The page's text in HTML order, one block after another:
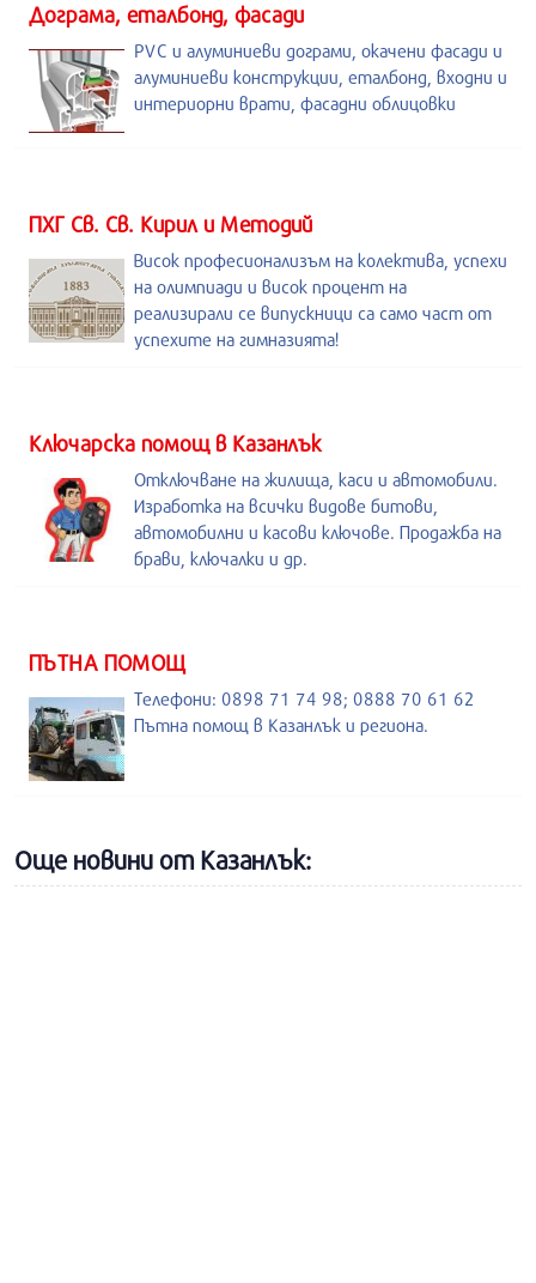
Дограма, еталбонд, фасади
PVC и алуминиеви дограми, окачени фасади и
алуминиеви конструкции, еталбонд, входни и
интериорни врати, фасадни облицовки
ПХГ Св. Св. Кирил и Методий
Висок професионализъм на колектива, успехи
на олимпиади и висок процент на
реализирали се випускници са само част от
успехите на гимназията!
Kлючарска помощ в Казанлък
Отключване на жилища, каси и автомобили.
Изработка на всички видове битови,
автомобилни и касови ключове. Продажба на
брави, ключалки и др.
ПЪТНА ПОМОЩ
Телефони: 0898 71 74 98; 0888 70 61 62
Пътна помощ в Казанлък и региона.
Още новини от Казанлък: